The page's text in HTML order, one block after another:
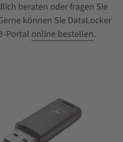
beraten oder fragen Sie
können Sie DataLocker
Portal online bestellen.